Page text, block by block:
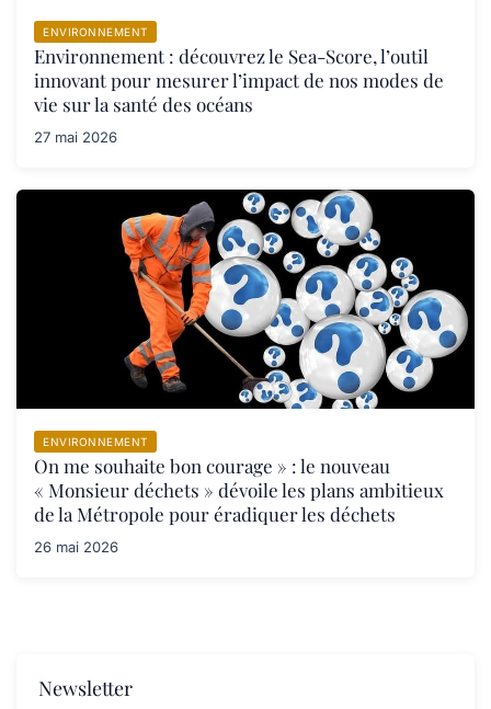
ENVIRONNEMENT
Environnement : découvrez le Sea-Score, l’outil
innovant pour mesurer l’impact de nos modes de
vie sur la santé des océans
27 mai 2026
ENVIRONNEMENT
On me souhaite bon courage » : le nouveau
« Monsieur déchets » dévoile les plans ambitieux
de la Métropole pour éradiquer les déchets
26 mai 2026
Newsletter